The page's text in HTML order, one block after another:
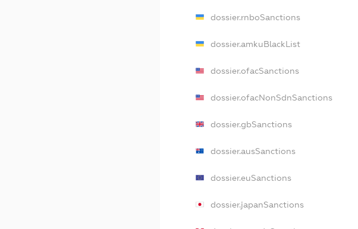
dossier.rnboSanctions
dossier.amkuBlackList
dossier.ofacSanctions
dossier.ofacNonSdnSanctions
dossier.gbSanctions
dossier.ausSanctions
dossier.euSanctions
dossier.japanSanctions